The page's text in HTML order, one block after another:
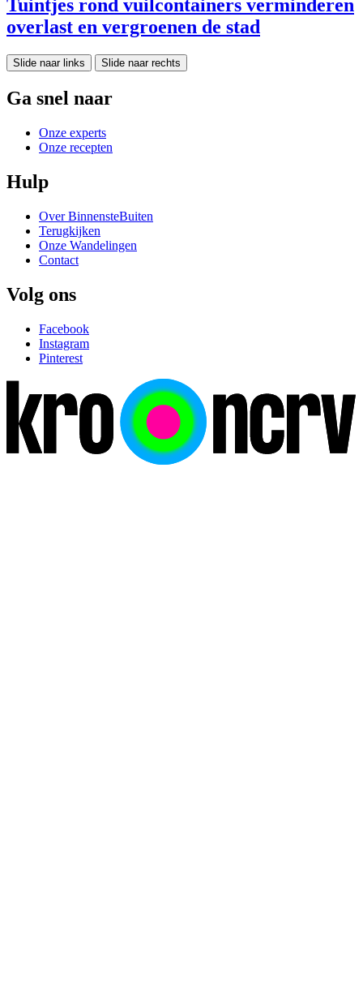
Tuintjes rond vuilcontainers verminderen
overlast en vergroenen de stad
Slide naar links Slide naar rechts
Ga snel naar
Onze experts
Onze recepten
Hulp
Over BinnensteBuiten
Terugkijken
Onze Wandelingen
Contact
Volg ons
Facebook
Instagram
Pinterest